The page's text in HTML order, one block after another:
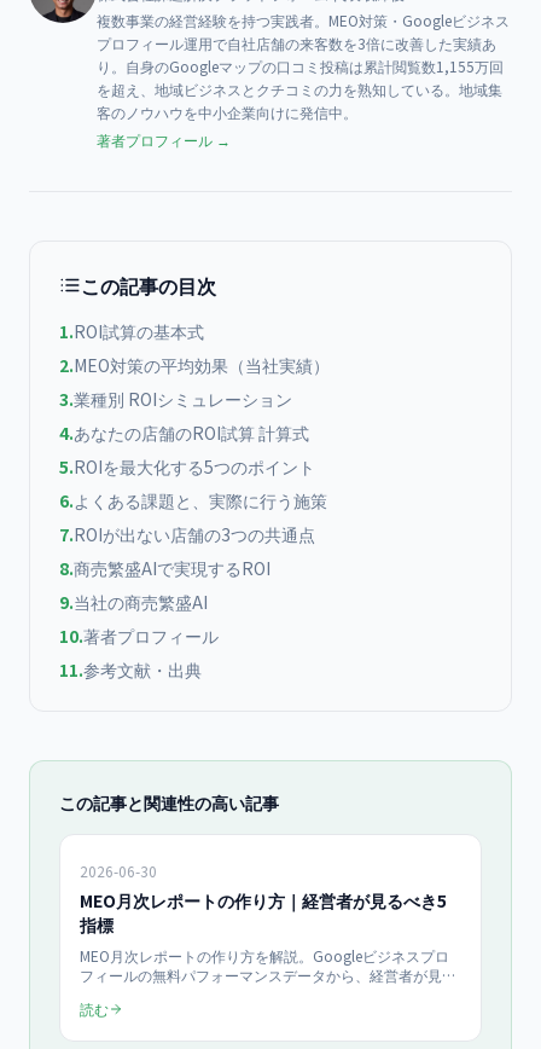
複数事業の経営経験を持つ実践者。MEO対策・Googleビジネス
プロフィール運用で自社店舗の来客数を3倍に改善した実績あ
り。自身のGoogleマップの口コミ投稿は累計閲覧数1,155万回
を超え、地域ビジネスとクチコミの力を熟知している。地域集
客のノウハウを中小企業向けに発信中。
著者プロフィール →
この記事の目次
1.ROI試算の基本式
2.MEO対策の平均効果（当社実績）
3.業種別 ROIシミュレーション
4.あなたの店舗のROI試算 計算式
5.ROIを最大化する5つのポイント
6.よくある課題と、実際に行う施策
7.ROIが出ない店舗の3つの共通点
8.商売繁盛AIで実現するROI
9.当社の商売繁盛AI
10.著者プロフィール
11.参考文献・出典
この記事と関連性の高い記事
2026-06-30
MEO月次レポートの作り方｜経営者が見るべき5
指標
MEO月次レポートの作り方を解説。Googleビジネスプロ
フィールの無料パフォーマンスデータから、経営者が見る
転換）を厳選し、180日アクションプランと連動した数字
読む